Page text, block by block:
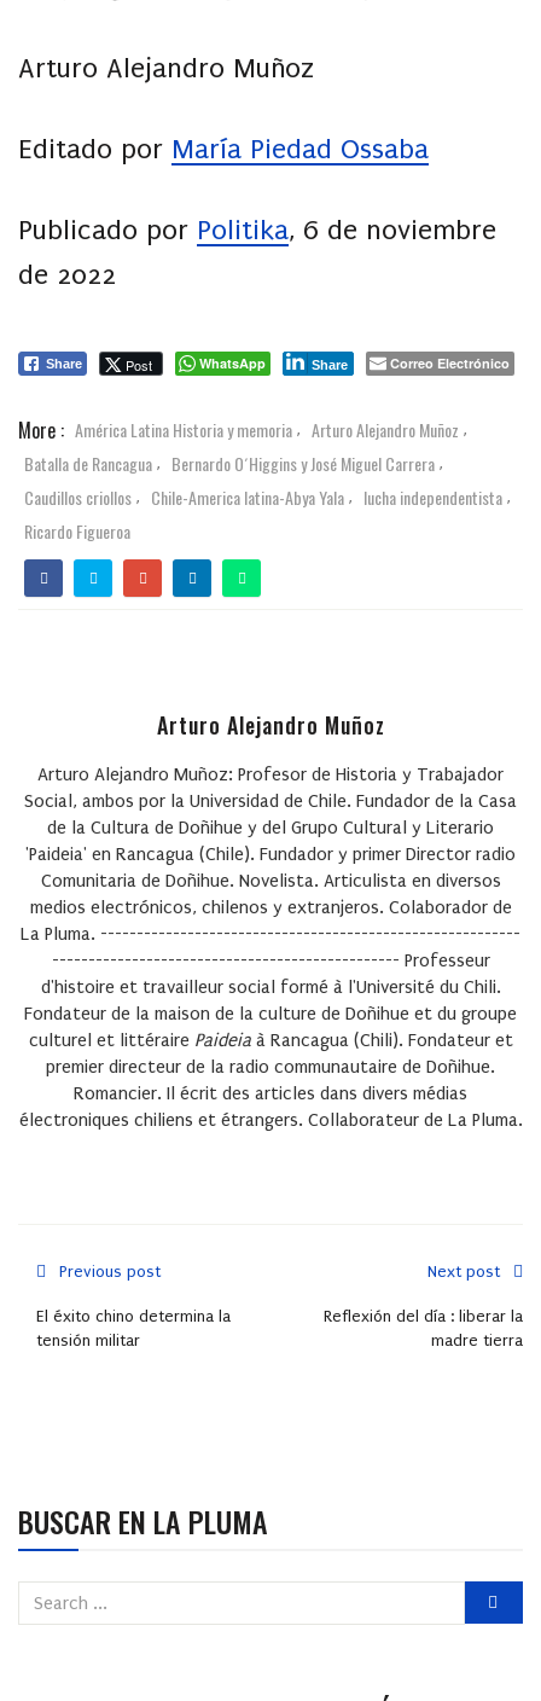
Arturo Alejandro Muñoz
Editado por María Piedad Ossaba
Publicado por Politika, 6 de noviembre
de 2022
Share Post WhatsApp Share Correo Electrónico
More : América Latina Historia y memoria , Arturo Alejandro Muñoz ,
Batalla de Rancagua , Bernardo O´Higgins y José Miguel Carrera ,
Caudillos criollos , Chile-America latina-Abya Yala , lucha independentista ,
Ricardo Figueroa
Arturo Alejandro Muñoz
Arturo Alejandro Muñoz: Profesor de Historia y Trabajador
Social, ambos por la Universidad de Chile. Fundador de la Casa
de la Cultura de Doñihue y del Grupo Cultural y Literario
'Paideia' en Rancagua (Chile). Fundador y primer Director radio
Comunitaria de Doñihue. Novelista. Articulista en diversos
medios electrónicos, chilenos y extranjeros. Colaborador de
La Pluma. ----------------------------------------------------------
------------------------------------------------ Professeur
d'histoire et travailleur social formé à l'Université du Chili.
Fondateur de la maison de la culture de Doñihue et du groupe
culturel et littéraire Paideiaà Rancagua (Chili). Fondateur et
premier directeur de la radio communautaire de Doñihue.
Romancier. Il écrit des articles dans divers médias
électroniques chiliens et étrangers. Collaborateur de La Pluma.
Previous post
El éxito chino determina la
tensión militar
Next post
Reflexión del día : liberar la
madre tierra
BUSCAR EN LA PLUMA